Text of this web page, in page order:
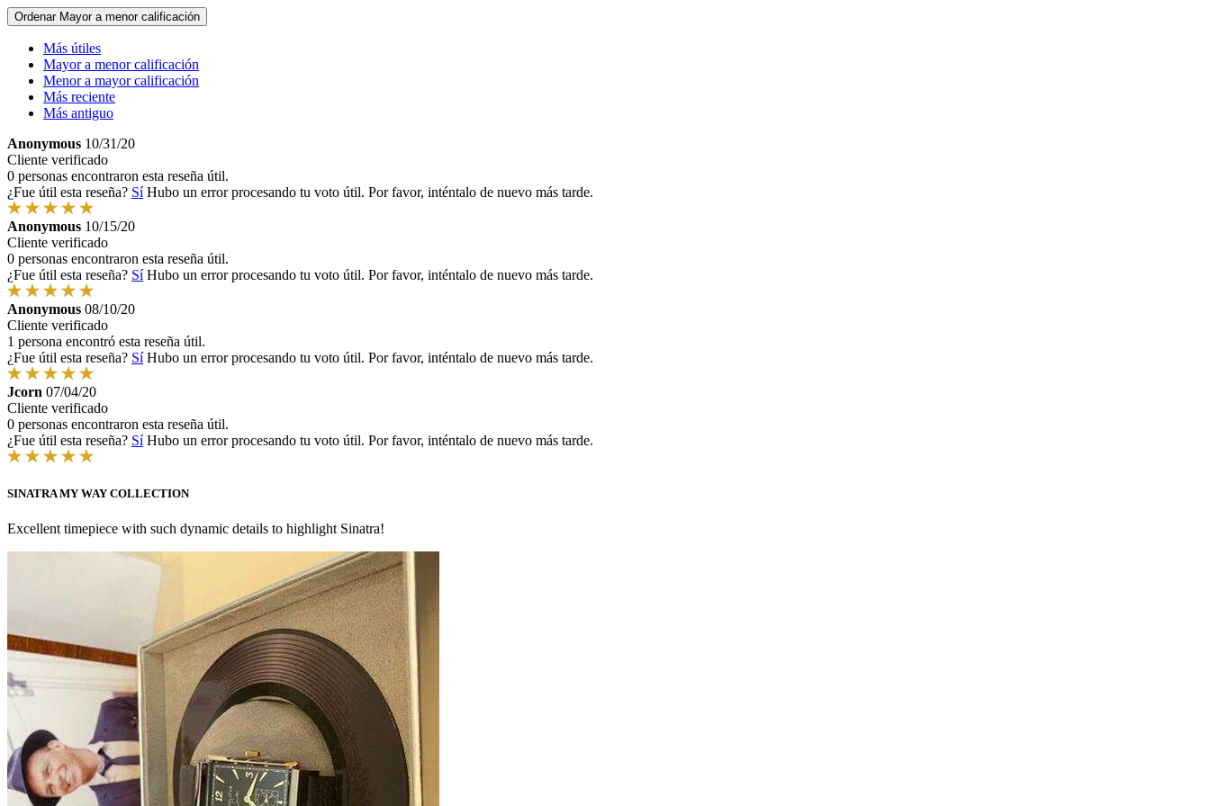
Ordenar Mayor a menor calificación
Más útiles
Mayor a menor calificación
Menor a mayor calificación
Más reciente
Más antiguo
Anonymous 10/31/20
Cliente verificado
0 personas encontraron esta reseña útil.
¿Fue útil esta reseña? Sí Hubo un error procesando tu voto útil. Por favor, inténtalo de nuevo más tarde.
Anonymous 10/15/20
Cliente verificado
0 personas encontraron esta reseña útil.
¿Fue útil esta reseña? Sí Hubo un error procesando tu voto útil. Por favor, inténtalo de nuevo más tarde.
Anonymous 08/10/20
Cliente verificado
1 persona encontró esta reseña útil.
¿Fue útil esta reseña? Sí Hubo un error procesando tu voto útil. Por favor, inténtalo de nuevo más tarde.
Jcorn 07/04/20
Cliente verificado
0 personas encontraron esta reseña útil.
¿Fue útil esta reseña? Sí Hubo un error procesando tu voto útil. Por favor, inténtalo de nuevo más tarde.
SINATRA MY WAY COLLECTION
Excellent timepiece with such dynamic details to highlight Sinatra!